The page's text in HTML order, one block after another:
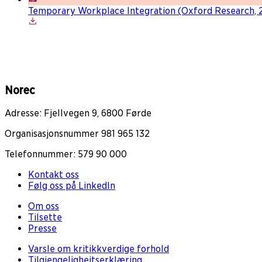
Temporary Workplace Integration (Oxford Research,
Norec
Adresse: Fjellvegen 9, 6800 Førde
Organisasjonsnummer 981 965 132
Telefonnummer: 579 90 000
Kontakt oss
Følg oss på LinkedIn
Om oss
Tilsette
Presse
Varsle om kritikkverdige forhold
Tilgjengeligheitserklæring